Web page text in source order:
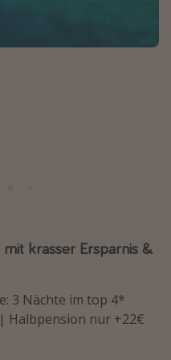
krasser Ersparnis &
3 Nächte im top 4*
Halbpension nur +22€